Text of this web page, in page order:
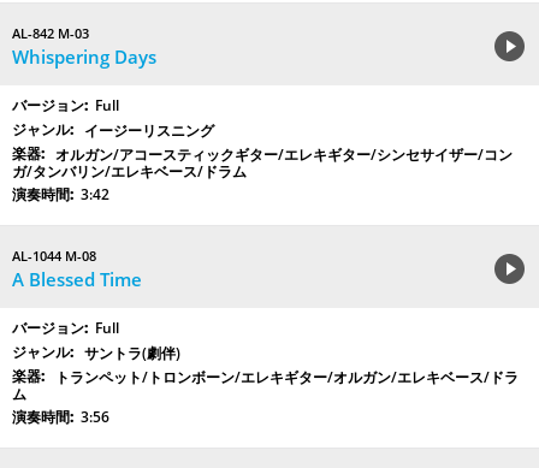
AL-842 M-03
Whispering Days
Full
イージーリスニング
オルガン/アコースティックギター/エレキギター/シンセサイザー/コン
ガ/タンバリン/エレキベース/ドラム
3:42
AL-1044 M-08
A Blessed Time
Full
サントラ(劇伴)
トランペット/トロンボーン/エレキギター/オルガン/エレキベース/ドラ
ム
3:56